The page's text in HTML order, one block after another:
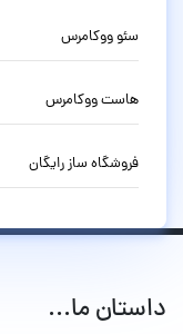
سئو ووکامرس
هاست ووکامرس
فروشگاه ساز رایگان
داستان ما...